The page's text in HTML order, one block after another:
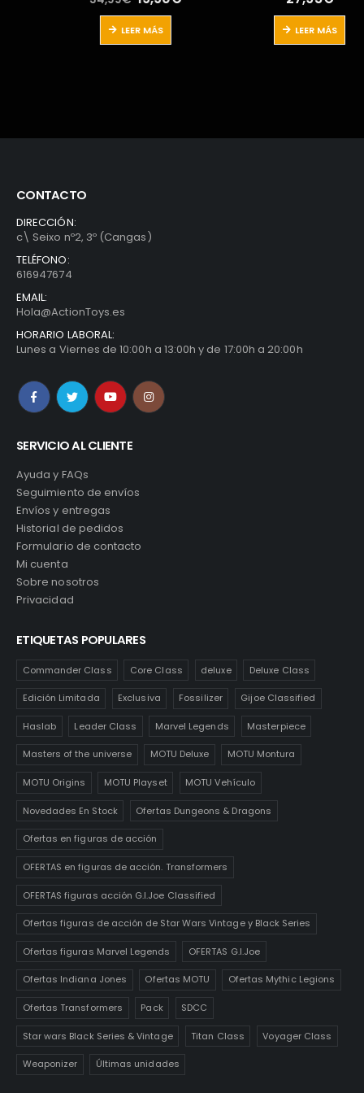
precio
original
era:
34,99€.
precio
actual
es:
19,90€.
LEER MÁS LEER MÁS
CONTACTO
DIRECCIÓN:
c\ Seixo nº2, 3º (Cangas)
TELÉFONO:
616947674
EMAIL:
Hola@ActionToys.es
HORARIO LABORAL:
Lunes a Viernes de 10:00h a 13:00h y de 17:00h a 20:00h
SERVICIO AL CLIENTE
Ayuda y FAQs
Seguimiento de envíos
Envíos y entregas
Historial de pedidos
Formulario de contacto
Mi cuenta
Sobre nosotros
Privacidad
ETIQUETAS POPULARES
Commander Class Core Class deluxe Deluxe Class
Edición Limitada Exclusiva Fossilizer Gijoe Classified
Haslab Leader Class Marvel Legends Masterpiece
Masters of the universe MOTU Deluxe MOTU Montura
MOTU Origins MOTU Playset MOTU Vehículo
Novedades En Stock Ofertas Dungeons & Dragons
Ofertas en figuras de acción
OFERTAS en figuras de acción. Transformers
OFERTAS figuras acción G.I.Joe Classified
Ofertas figuras de acción de Star Wars Vintage y Black Series
Ofertas figuras Marvel Legends OFERTAS G.I.Joe
Ofertas Indiana Jones Ofertas MOTU Ofertas Mythic Legions
Ofertas Transformers Pack SDCC
Star wars Black Series & Vintage Titan Class Voyager Class
Weaponizer Últimas unidades